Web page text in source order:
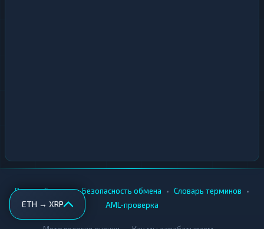
ETH → XRP
Вики • Города • Безопасность обмена • Словарь терминов •
AML-проверка